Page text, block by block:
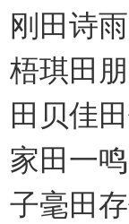
刚田诗
梧琪田
田贝佳
家田一
子毫田